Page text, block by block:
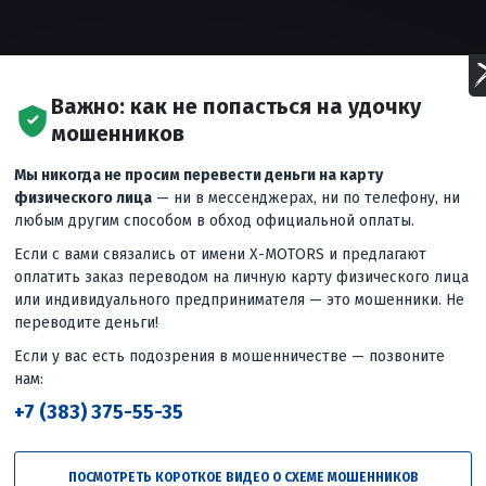
комплектацию, подвеску, тормоза, колеса и качество
конкурентов, и отвечаем на вопрос: стоит ли
кубовым двигателем с жидкостным охлаждением
Следующее
Сколько можно сэкономить на
Важно: как не попасться на удочку
мошенников
Мы никогда не просим перевести деньги на карту
физического лица — ни в мессенджерах, ни по телефону, ни
любым другим способом в обход официальной оплаты.
Если с вами связались от имени X-MOTORS и предлагают
оплатить заказ переводом на личную карту физического лица
или индивидуального предпринимателя — это мошенники. Не
переводите деньги!
Если у вас есть подозрения в мошенничестве — позвоните
нам:
+7 (383) 375-55-35
ПОСМОТРЕТЬ КОРОТКОЕ ВИДЕО О СХЕМЕ МОШЕННИКОВ